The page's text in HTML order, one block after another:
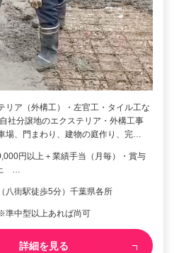
リア（外構工）・左官工・タイル工な
社分譲地のエクステリア・外構工事
場、門まわり、建物の庭作り、完…
円以上＋業績手当（月毎）・賞与
…
八街駅徒歩5分）千葉県各所
中型以上あれば尚可
詳細を見る